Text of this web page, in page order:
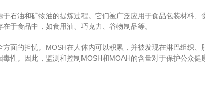
油和矿物油的提炼过程。它们被广泛应用于食品包装材料、
于食品中，如食用油、巧克力、谷物制品等。
的担忧。MOSH在人体内可以积累，并被发现在淋巴组织、
性。因此，监测和控制MOSH和MOAH的含量对于保护公众健